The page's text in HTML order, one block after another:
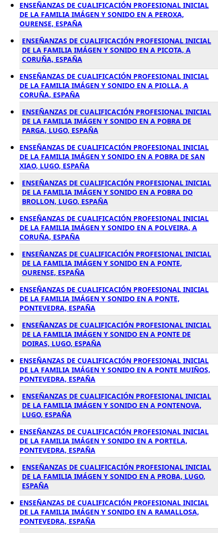
ENSEÑANZAS DE CUALIFICACIÓN PROFESIONAL INICIAL
DE LA FAMILIA IMÁGEN Y SONIDO EN A PEROXA,
OURENSE, ESPAÑA
ENSEÑANZAS DE CUALIFICACIÓN PROFESIONAL INICIAL
DE LA FAMILIA IMÁGEN Y SONIDO EN A PICOTA, A
CORUÑA, ESPAÑA
ENSEÑANZAS DE CUALIFICACIÓN PROFESIONAL INICIAL
DE LA FAMILIA IMÁGEN Y SONIDO EN A PIOLLA, A
CORUÑA, ESPAÑA
ENSEÑANZAS DE CUALIFICACIÓN PROFESIONAL INICIAL
DE LA FAMILIA IMÁGEN Y SONIDO EN A POBRA DE
PARGA, LUGO, ESPAÑA
ENSEÑANZAS DE CUALIFICACIÓN PROFESIONAL INICIAL
DE LA FAMILIA IMÁGEN Y SONIDO EN A POBRA DE SAN
XIAO, LUGO, ESPAÑA
ENSEÑANZAS DE CUALIFICACIÓN PROFESIONAL INICIAL
DE LA FAMILIA IMÁGEN Y SONIDO EN A POBRA DO
BROLLON, LUGO, ESPAÑA
ENSEÑANZAS DE CUALIFICACIÓN PROFESIONAL INICIAL
DE LA FAMILIA IMÁGEN Y SONIDO EN A POLVEIRA, A
CORUÑA, ESPAÑA
ENSEÑANZAS DE CUALIFICACIÓN PROFESIONAL INICIAL
DE LA FAMILIA IMÁGEN Y SONIDO EN A PONTE,
OURENSE, ESPAÑA
ENSEÑANZAS DE CUALIFICACIÓN PROFESIONAL INICIAL
DE LA FAMILIA IMÁGEN Y SONIDO EN A PONTE,
PONTEVEDRA, ESPAÑA
ENSEÑANZAS DE CUALIFICACIÓN PROFESIONAL INICIAL
DE LA FAMILIA IMÁGEN Y SONIDO EN A PONTE DE
DOIRAS, LUGO, ESPAÑA
ENSEÑANZAS DE CUALIFICACIÓN PROFESIONAL INICIAL
DE LA FAMILIA IMÁGEN Y SONIDO EN A PONTE MUIÑOS,
PONTEVEDRA, ESPAÑA
ENSEÑANZAS DE CUALIFICACIÓN PROFESIONAL INICIAL
DE LA FAMILIA IMÁGEN Y SONIDO EN A PONTENOVA,
LUGO, ESPAÑA
ENSEÑANZAS DE CUALIFICACIÓN PROFESIONAL INICIAL
DE LA FAMILIA IMÁGEN Y SONIDO EN A PORTELA,
PONTEVEDRA, ESPAÑA
ENSEÑANZAS DE CUALIFICACIÓN PROFESIONAL INICIAL
DE LA FAMILIA IMÁGEN Y SONIDO EN A PROBA, LUGO,
ESPAÑA
ENSEÑANZAS DE CUALIFICACIÓN PROFESIONAL INICIAL
DE LA FAMILIA IMÁGEN Y SONIDO EN A RAMALLOSA,
PONTEVEDRA, ESPAÑA